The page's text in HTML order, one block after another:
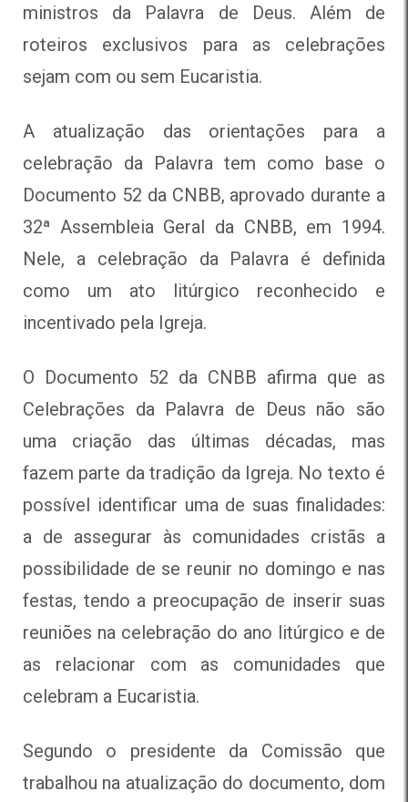
ministros da Palavra de Deus. Além de
roteiros exclusivos para as celebrações
sejam com ou sem Eucaristia.
A atualização das orientações para a
celebração da Palavra tem como base o
Documento 52 da CNBB, aprovado durante a
32ª Assembleia Geral da CNBB, em 1994.
Nele, a celebração da Palavra é definida
como um ato litúrgico reconhecido e
incentivado pela Igreja.
O Documento 52 da CNBB afirma que as
Celebrações da Palavra de Deus não são
uma criação das últimas décadas, mas
fazem parte da tradição da Igreja. No texto é
possível identificar uma de suas finalidades:
a de assegurar às comunidades cristãs a
possibilidade de se reunir no domingo e nas
festas, tendo a preocupação de inserir suas
reuniões na celebração do ano litúrgico e de
as relacionar com as comunidades que
celebram a Eucaristia.
Segundo o presidente da Comissão que
trabalhou na atualização do documento, dom